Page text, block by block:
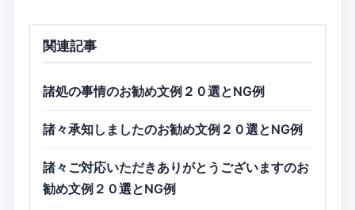
関連記事
諸処の事情のお勧め文例２０選とNG例
諸々承知しましたのお勧め文例２０選とNG例
諸々ご対応いただきありがとうございますのお
勧め文例２０選とNG例